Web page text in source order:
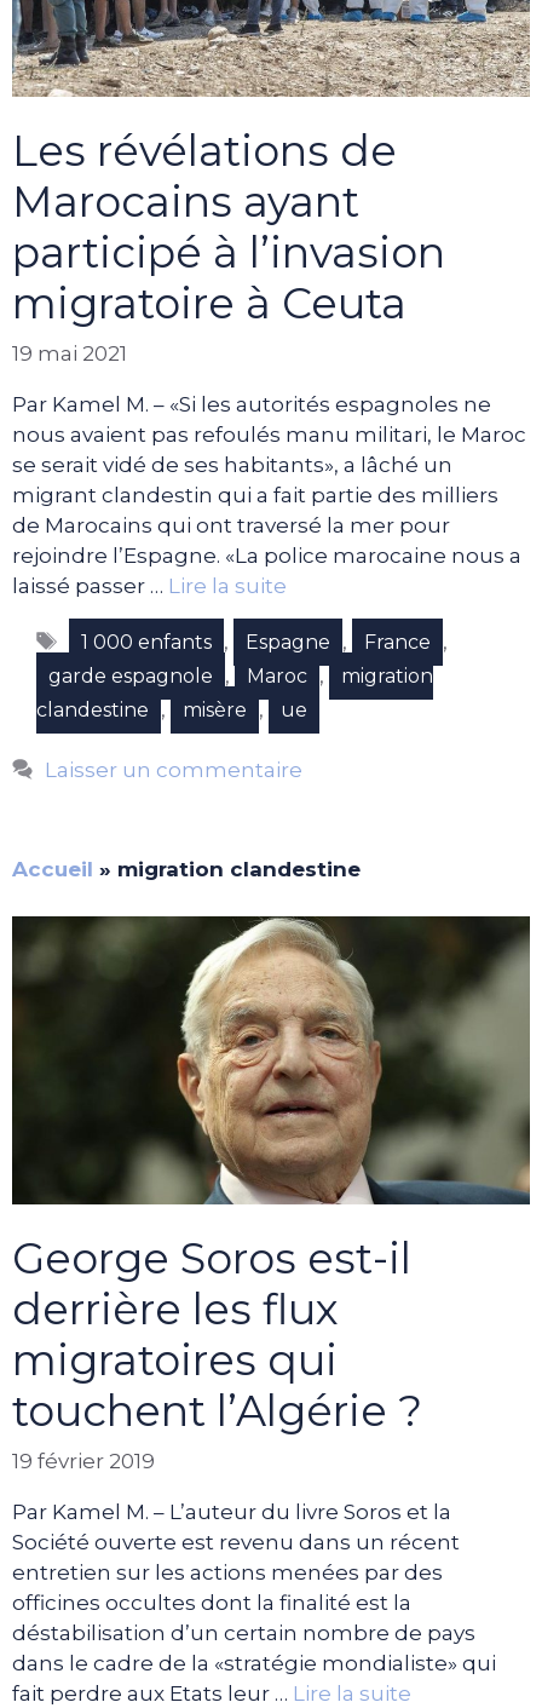
Les révélations de
Marocains ayant
participé à l’invasion
migratoire à Ceuta
19 mai 2021
Par Kamel M. – «Si les autorités espagnoles ne
nous avaient pas refoulés manu militari, le Maroc
se serait vidé de ses habitants», a lâché un
migrant clandestin qui a fait partie des milliers
de Marocains qui ont traversé la mer pour
rejoindre l’Espagne. «La police marocaine nous a
laissé passer … Lire la suite
Étiquettes
1 000 enfants , Espagne , France ,
garde espagnole , Maroc ,
migration
clandestine
, misère , ue
Laisser un commentaire
Accueil » migration clandestine
George Soros est-il
derrière les flux
migratoires qui
touchent l’Algérie ?
19 février 2019
Par Kamel M. – L’auteur du livre Soros et la
Société ouverte est revenu dans un récent
entretien sur les actions menées par des
officines occultes dont la finalité est la
déstabilisation d’un certain nombre de pays
dans le cadre de la «stratégie mondialiste» qui
fait perdre aux Etats leur … Lire la suite